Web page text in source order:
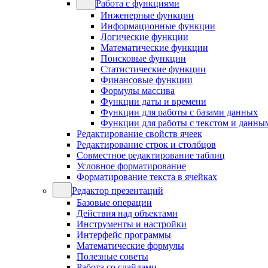
Работа с функциями
Инженерные функции
Информационные функции
Логические функции
Математические функции
Поисковые функции
Статистические функции
Финансовые функции
Формулы массива
Функции даты и времени
Функции для работы с базами данных
Функции для работы с текстом и
Редактирование свойств ячеек
Редактирование строк и столбцов
Совместное редактирование таблиц
Условное форматирование
Форматирование текста в ячейках
Редактор презентаций
Базовые операции
Действия над объектами
Инструменты и настройки
Интерфейс программы
Математические формулы
Полезные советы